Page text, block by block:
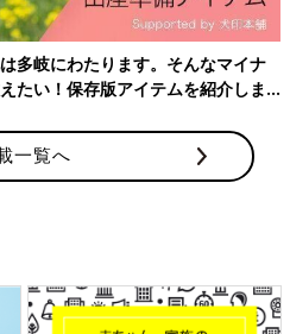
多岐にわたります。そんなマイナ
たい！保存版アイテムを紹介しま
一覧へ